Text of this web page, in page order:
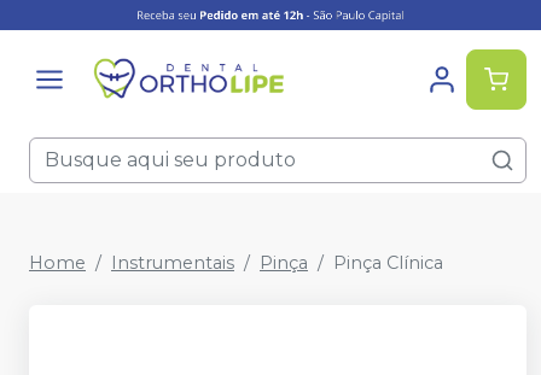
Home Instrumentais Pinça Pinça Clínica